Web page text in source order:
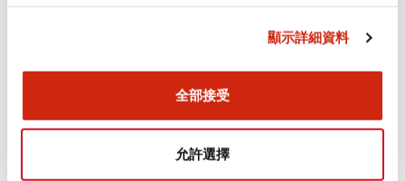
顯示詳細資料
全部接受
允許選擇
文件和檔案
型錄和宣傳手冊 CAD檔 認證與標準
ø25/30 系列 CS型 凸輪開關